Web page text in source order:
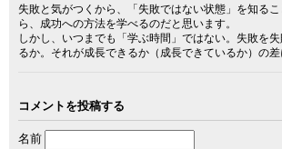
失敗と気がつくから、「失敗ではない状態」を知る
ら、成功への方法を学べるのだと思います。
しかし、いつまでも「学ぶ時間」ではない。失敗を
るか。それが成長できるか（成長できているか）の
コメントを投稿する
名前